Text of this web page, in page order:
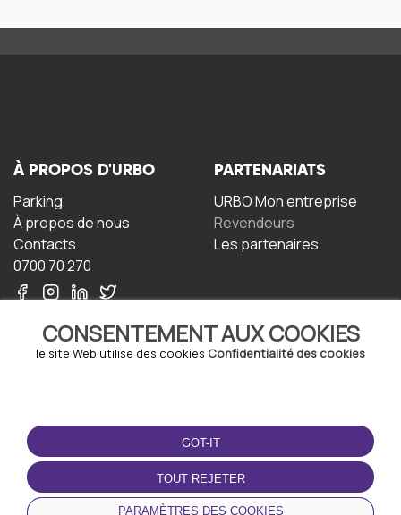
CONSENTEMENT AUX COOKIES
le site Web utilise des cookies Confidentialité des cookies
GOT-IT
TOUT REJETER
PARAMÈTRES DES COOKIES
À PROPOS D'URBO
Parking
À propos de nous
Contacts
0700 70 270
PARTENARIATS
URBO Mon entreprise
Revendeurs
Les partenaires
TERMS-OF-USE
Termes et conditions
Politique de confidentialité
Politique relative aux
cookies
TÉLÉCHARGEZ
L'APPLICATION